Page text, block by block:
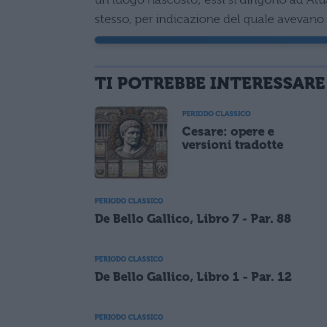
stesso, per indicazione del quale
TI POTREBBE INTERESSARE
PERIODO CLASSICO
Cesare: opere e
versioni tradotte
PERIODO CLASSICO
De Bello Gallico, Libro 7 - Par. 88
PERIODO CLASSICO
De Bello Gallico, Libro 1 - Par. 12
PERIODO CLASSICO